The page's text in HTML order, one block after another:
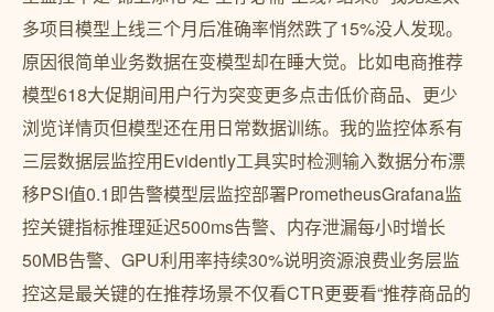
多项目模型上线三个月后准确率悄然跌了15%没人发现。
原因很简单业务数据在变模型却在睡大觉。比如电商推荐
模型618大促期间用户行为突变更多点击低价商品、更少
浏览详情页但模型还在用日常数据训练。我的监控体系有
三层数据层监控用Evidently工具实时检测输入数据分布漂
移PSI值0.1即告警模型层监控部署PrometheusGrafana监
控关键指标推理延迟500ms告警、内存泄漏每小时增长
50MB告警、GPU利用率持续30%说明资源浪费业务层监
控这是最关键的在推荐场景不仅看CTR更要看“推荐商品的